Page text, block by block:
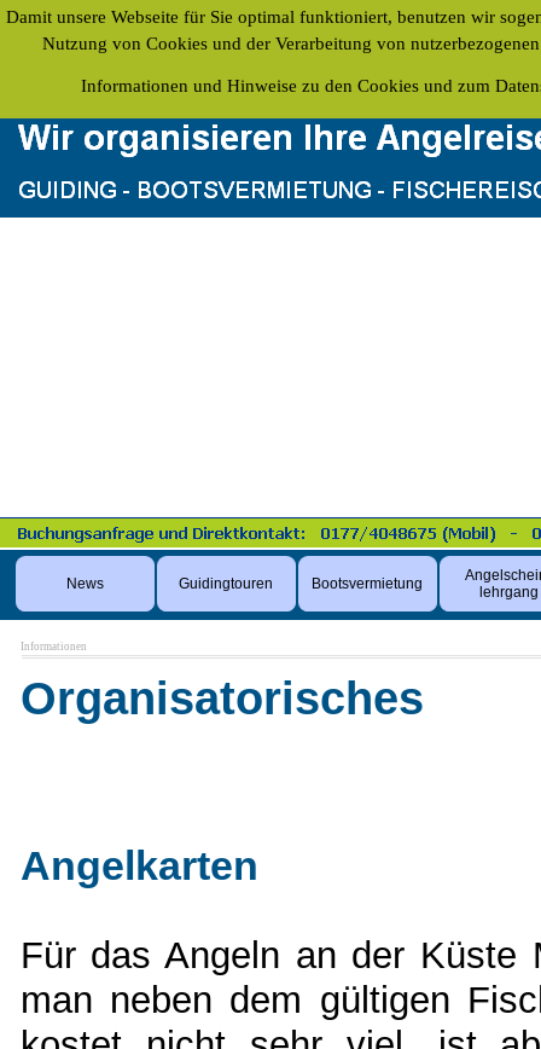
Damit unsere Webseite für Sie optimal funktioniert, benutzen wir
Nutzung von Cookies und der Verarbeitung von
Informationen und Hinweise zu den Cookies und zum
News Guidingtouren Bootsvermietung
lehrgang
Informationen
Organisatorisches
Angelkarten
Für das Angeln an der Küste
man neben dem gültigen